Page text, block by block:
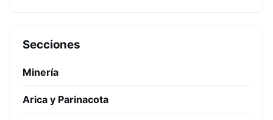
Secciones
Minería
Arica y Parinacota